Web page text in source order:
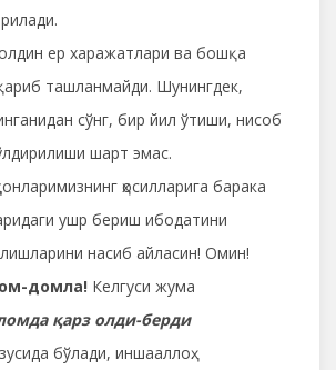
ер харажатлари ва бошқа
ташланмайди. Шунингдек,
сўнг, бир йил ўтиши, нисоб
шарт эмас.
ҳосилларига барака
ушр бериш ибодатини
насиб айласин! Омин!
домла! Келгуси жума
қарз олди-берди
бўлади, иншааллоҳ.